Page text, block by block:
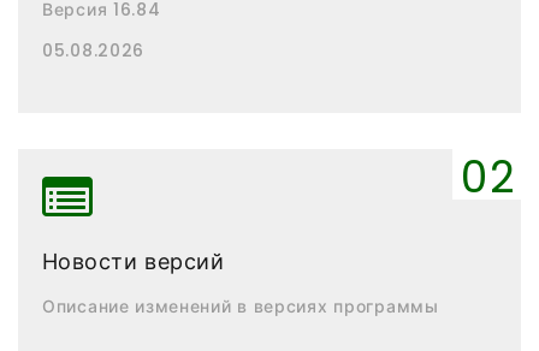
Версия 16.84
05.08.2026
Новости версий
Описание изменений в версиях программы